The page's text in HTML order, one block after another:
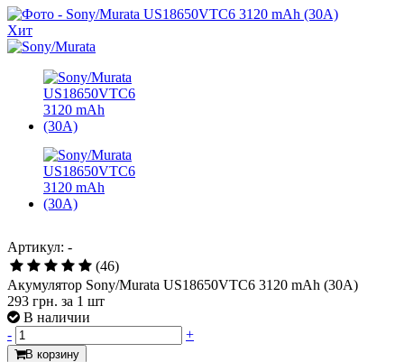
Хит
Артикул: -
(46)
Акумулятор Sony/Murata US18650VTC6 3120 mAh (30A)
293 грн. за 1 шт
В наличии
-
+
В корзину